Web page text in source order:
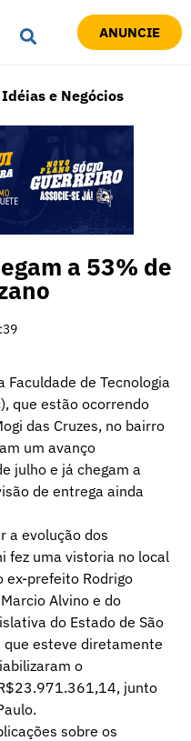
ANUNCIE
Idéias e Negócios
a 53% de
Faculdade de Tecnologia
que estão ocorrendo
das Cruzes, no bairro
um avanço
julho e já chegam a
de entrega ainda
a evolução dos
fez uma vistoria no local
ex-prefeito Rodrigo
Alvino e do
do Estado de São
que esteve diretamente
o
junto
sobre os